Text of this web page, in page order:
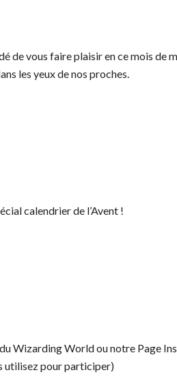
de vous faire plaisir en ce mois de
les yeux de nos proches.
calendrier de l’Avent !
Wizarding World ou notre Page
utilisez pour participer)